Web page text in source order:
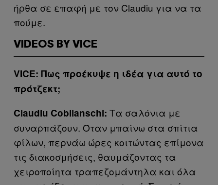
ήρθα σε επαφή με τον Claudiu για να τα
πούμε.
VIDEOS BY VICE
VICE: Πως προέκυψε η ιδέα για αυτό το
πρότζεκτ;
Claudiu Cobilanschi: Τα σαλόνια με
συναρπάζουν. Όταν μπαίνω στα σπίτια
φίλων, περνάω ώρες κοιτώντας επίμονα
τις διακοσμήσεις, θαυμάζοντας τα
χειροποίητα τραπεζομάντηλα και όλα